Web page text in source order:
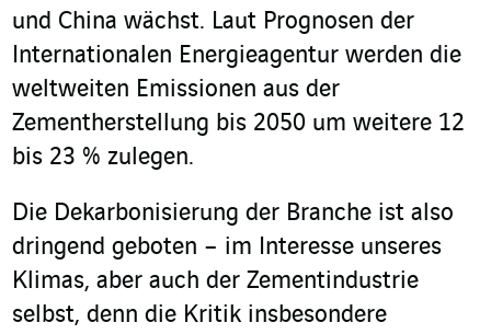
und China wächst. Laut Prognosen der
Internationalen Energieagentur werden die
weltweiten Emissionen aus der
Zementherstellung bis 2050 um weitere 12
bis 23 % zulegen.
Die Dekarbonisierung der Branche ist also
dringend geboten – im Interesse unseres
Klimas, aber auch der Zementindustrie
selbst, denn die Kritik insbesondere